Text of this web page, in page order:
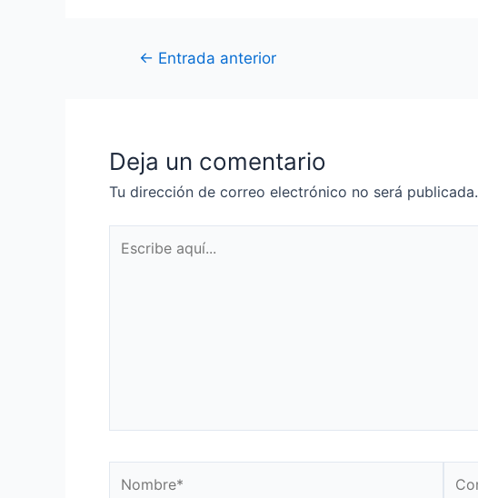
← Entrada anterior
Deja un comentario
Tu dirección de correo electrónico no será publicada.